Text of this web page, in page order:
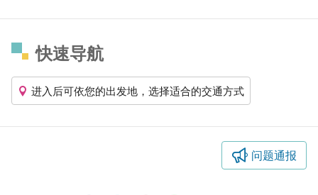
快速导航
进入后可依您的出发地，选择适合的交通方式
问题通报